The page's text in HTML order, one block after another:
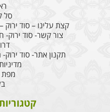
סל
קצת עלינו – סוד
צור קשר- סוד ירוק-
תקנון אתר- סוד